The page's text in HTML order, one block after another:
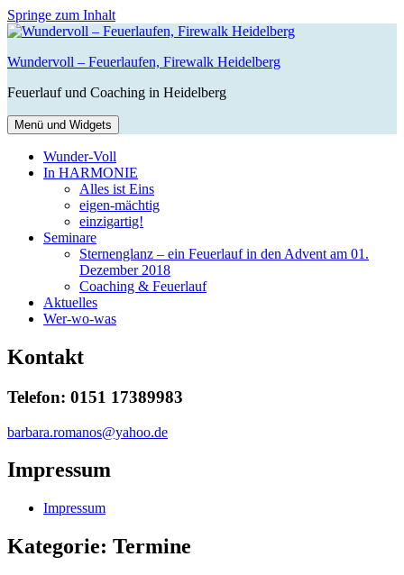
Springe zum Inhalt
Wundervoll – Feuerlaufen, Firewalk Heidelberg
Feuerlauf und Coaching in Heidelberg
Menü und Widgets
Wunder-Voll
In HARMONIE
Alles ist Eins
eigen-mächtig
einzigartig!
Seminare
Sternenglanz – ein Feuerlauf in den Advent am 01.
Dezember 2018
Coaching & Feuerlauf
Aktuelles
Wer-wo-was
Kontakt
Telefon: 0151 17389983
barbara.romanos@yahoo.de
Impressum
Impressum
Kategorie: Termine